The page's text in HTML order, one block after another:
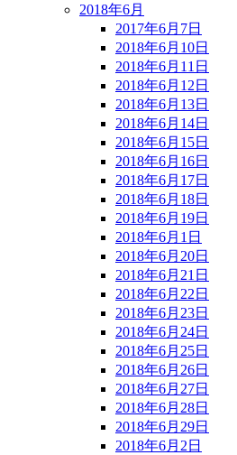
2018年6月
2017年6月7日
2018年6月10日
2018年6月11日
2018年6月12日
2018年6月13日
2018年6月14日
2018年6月15日
2018年6月16日
2018年6月17日
2018年6月18日
2018年6月19日
2018年6月1日
2018年6月20日
2018年6月21日
2018年6月22日
2018年6月23日
2018年6月24日
2018年6月25日
2018年6月26日
2018年6月27日
2018年6月28日
2018年6月29日
2018年6月2日